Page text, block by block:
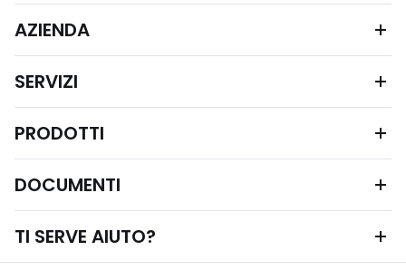
AZIENDA
SERVIZI
PRODOTTI
DOCUMENTI
TI SERVE AIUTO?